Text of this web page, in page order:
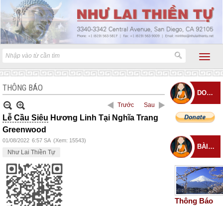
THÔNG BÁO
Trước Sau
Lễ Cầu Siêu Hương Linh Tại Nghĩa Trang
Greenwood
01/08/2022 6:57 SA (Xem: 15543)
Như Lai Thiền Tự
DONATE
BÀI ĐĂNG MỚI
Thông Báo